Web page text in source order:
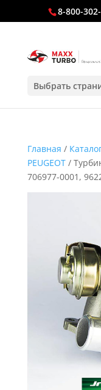
8-800-
Выбрать
Главная /
PEUGEOT/
706977-0001,